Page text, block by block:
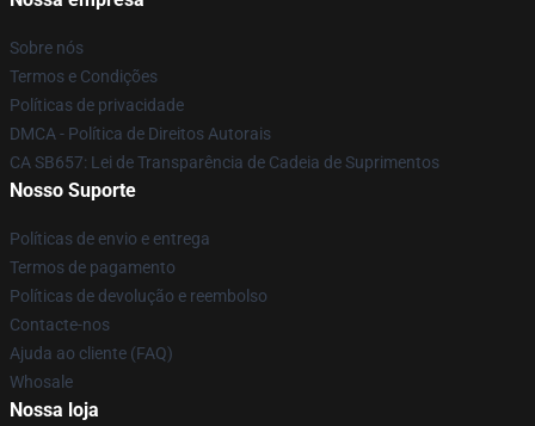
Sobre nós
Termos e Condições
Políticas de privacidade
DMCA - Política de Direitos Autorais
CA SB657: Lei de Transparência de Cadeia de Suprimentos
Nosso Suporte
Políticas de envio e entrega
Termos de pagamento
Políticas de devolução e reembolso
Contacte-nos
Ajuda ao cliente (FAQ)
Whosale
Nossa loja